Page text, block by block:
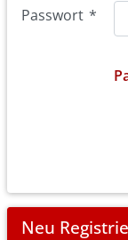
Passwort *
Neu